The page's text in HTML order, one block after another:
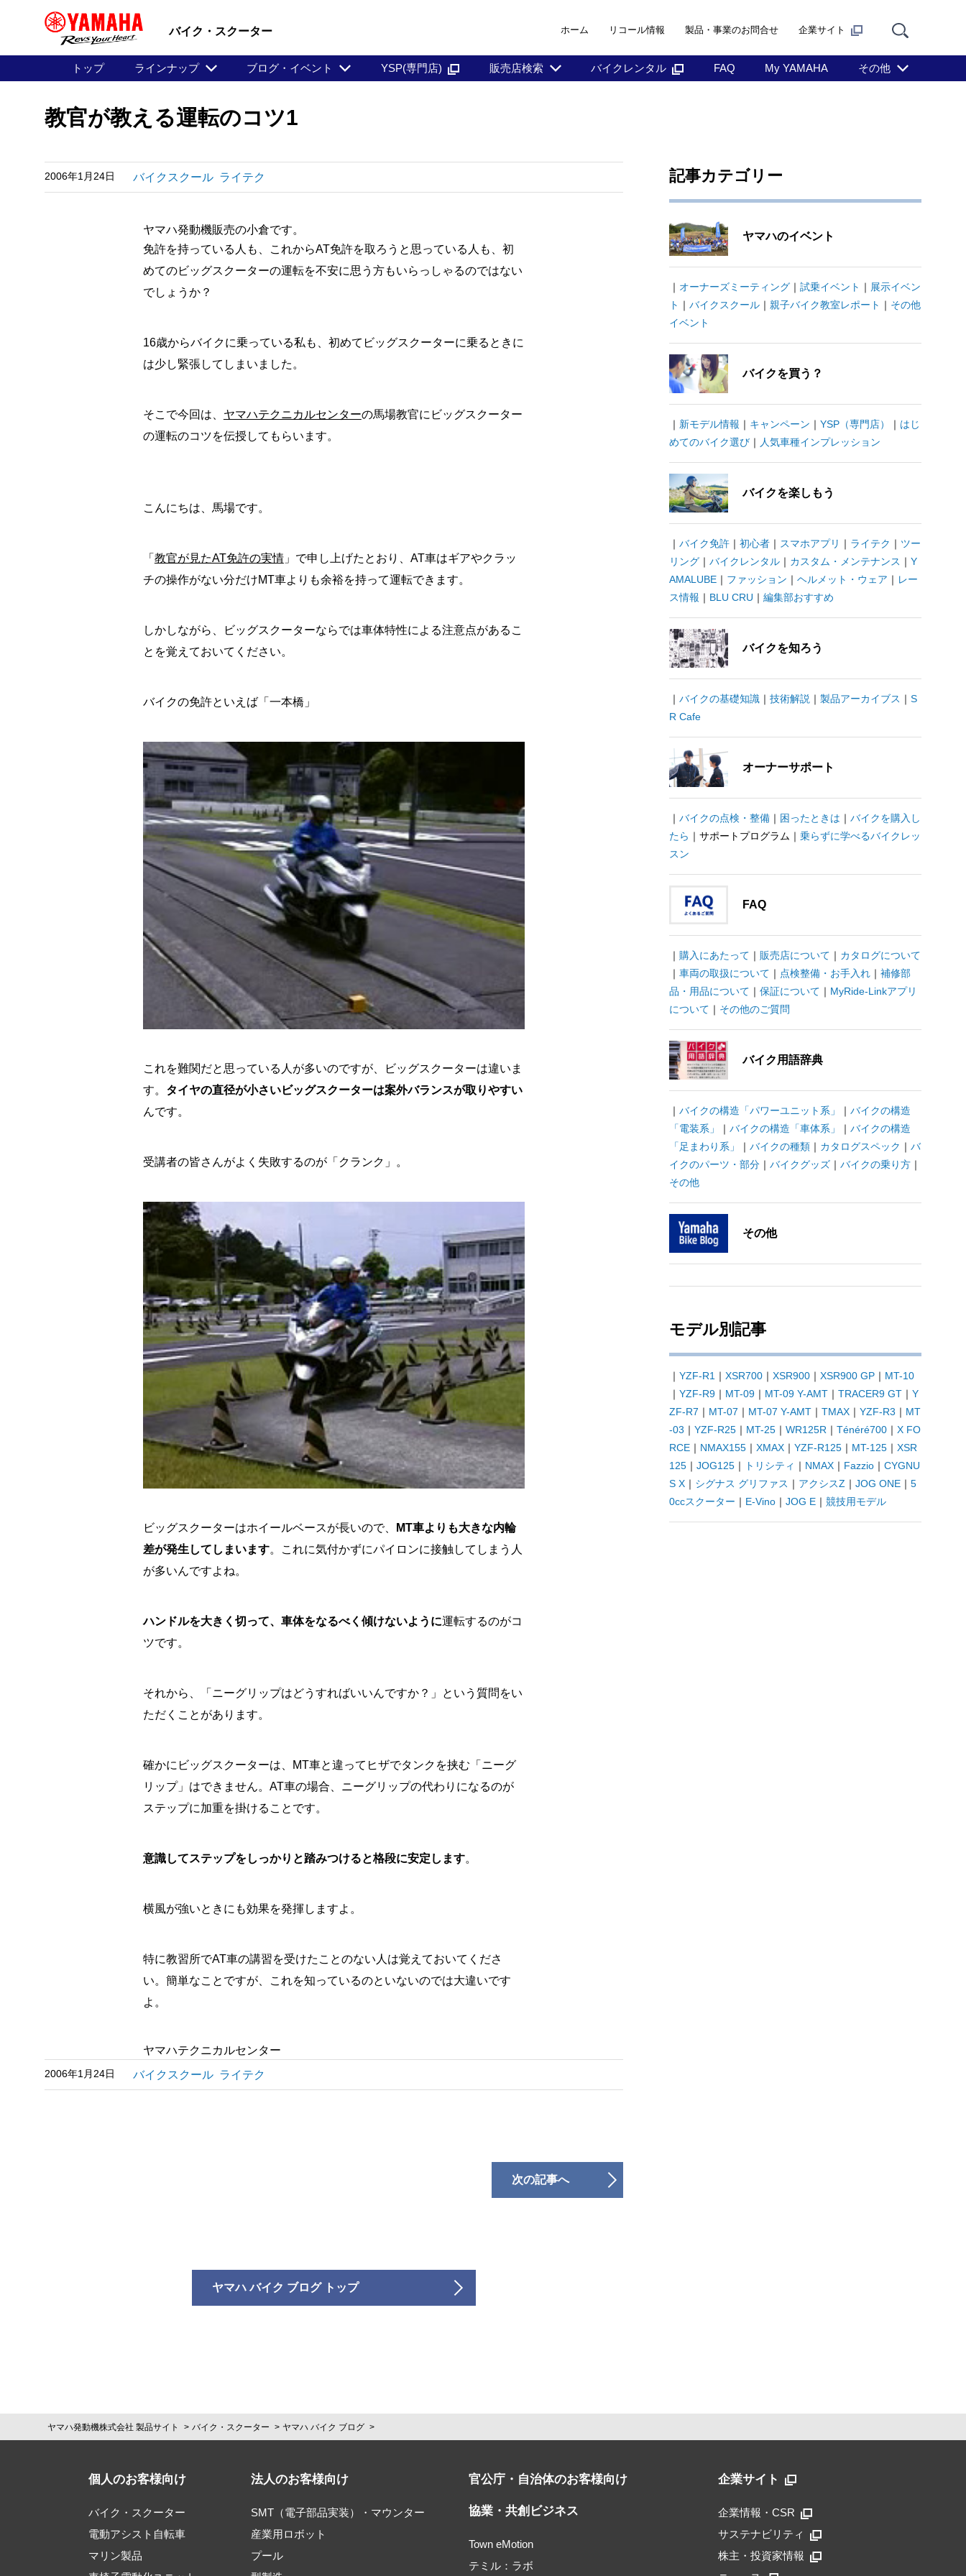
バイク・スクーター ホーム リコール情報 製品・事業のお問合せ 企業サイト
トップ ラインナップ ブログ・イベント YSP(専門店) 販売店検索 バイクレンタル FAQ My YAMAHA その他
教官が教える運転のコツ1
2006年1月24日 バイクスクール ライテク
ヤマハ発動機販売の小倉です。
免許を持っている人も、これからAT免許を取ろうと思っている人も、初
めてのビッグスクーターの運転を不安に思う方もいらっしゃるのではない
でしょうか？
16歳からバイクに乗っている私も、初めてビッグスクーターに乗るときに
は少し緊張してしまいました。
そこで今回は、 ヤマハテクニカルセンターの馬場教官にビッグスクーター
の運転のコツを伝授してもらいます。
こんにちは、馬場です。
「 教官が見たAT免許の実情」で申し上げたとおり、AT車はギアやクラッ
チの操作がない分だけMT車よりも余裕を持って運転できます。
しかしながら、ビッグスクーターならでは車体特性による注意点があるこ
とを覚えておいてください。
バイクの免許といえば「一本橋」
これを難関だと思っている人が多いのですが、ビッグスクーターは違いま
す。 タイヤの直径が小さいビッグスクーターは案外バランスが取りやすい
んです。
受講者の皆さんがよく失敗するのが「クランク」。
ビッグスクーターはホイールベースが長いので、
MT車よりも大きな内輪
差が発生してしまいます。これに気付かずにパイロンに接触してしまう人
が多いんですよね。
ハンドルを大きく切って、車体をなるべく傾けないように運転するのがコ
ツです。
それから、「ニーグリップはどうすればいいんですか？」という質問をい
ただくことがあります。
確かにビッグスクーターは、MT車と違ってヒザでタンクを挟む「ニーグ
リップ」はできません。AT車の場合、ニーグリップの代わりになるのが
ステップに加重を掛けることです。
意識してステップをしっかりと踏みつけると格段に安定します。
横風が強いときにも効果を発揮しますよ。
特に教習所でAT車の講習を受けたことのない人は覚えておいてくださ
い。簡単なことですが、これを知っているのといないのでは大違いです
よ。
ヤマハテクニカルセンター
2006年1月24日 バイクスクール ライテク
次の記事へ
ヤマハ バイク ブログ トップ
記事カテゴリー
ヤマハのイベント
｜ オーナーズミーティング｜ 試乗イベント ｜ 展示イベン
ト ｜ バイクスクール｜ 親子バイク教室レポート ｜ その他
イベント
バイクを買う？
｜ 新モデル情報 ｜ キャンペーン ｜ YSP（専門店） ｜ はじ
めてのバイク選び｜ 人気車種インプレッション
バイクを楽しもう
｜ バイク免許｜ 初心者｜ スマホアプリ ｜ ライテク ｜ ツー
リング｜ バイクレンタル｜ カスタム・メンテナンス ｜ Y
AMALUBE｜ ファッション ｜ ヘルメット・ウェア ｜ レー
ス情報 ｜ BLU CRU ｜ 編集部おすすめ
バイクを知ろう
｜ バイクの基礎知識｜ 技術解説 ｜ 製品アーカイブス ｜ S
R Cafe
オーナーサポート
｜ バイクの点検・整備｜ 困ったときは ｜ バイクを購入し
たら ｜サポートプログラム｜ 乗らずに学べるバイクレッ
スン
FAQ
｜ 購入にあたって ｜ 販売店について ｜ カタログについて
｜ 車両の取扱について ｜ 点検整備・お手入れ｜ 補修部
品・用品について ｜ 保証について ｜ MyRide-Linkアプリ
について ｜ その他のご質問
バイク用語辞典
｜ バイクの構造「パワーユニット系」 ｜ バイクの構造
「電装系」
｜ バイクの構造「車体系」 ｜ バイクの構造
「足まわり系」
｜ バイクの種類｜ カタログスペック ｜ バ
イクのパーツ・部分｜ バイクグッズ｜ バイクの乗り方｜
その他
その他
モデル別記事
｜ YZF-R1 ｜ XSR700｜ XSR900｜ XSR900 GP｜ MT-10
｜ YZF-R9｜ MT-09｜ MT-09 Y-AMT｜ TRACER9 GT｜ Y
ZF-R7 ｜ MT-07 ｜ MT-07 Y-AMT｜ TMAX｜ YZF-R3 ｜ MT
-03 ｜ YZF-R25｜ MT-25｜ WR125R ｜ Ténéré700｜ X FO
RCE｜ NMAX155｜ XMAX｜ YZF-R125｜ MT-125｜ XSR
125｜ JOG125｜ トリシティ ｜ NMAX｜ Fazzio｜ CYGNU
S X｜ シグナス グリファス ｜ アクシスZ ｜ JOG ONE｜ 5
0ccスクーター ｜ E-Vino｜ JOG E｜ 競技用モデル
ヤマハ発動機株式会社 製品サイト バイク・スクーター ヤマハ バイク ブログ
個人のお客様向け
バイク・スクーター
電動アシスト自転車
マリン製品
法人のお客様向け
SMT（電子部品実装）・マウンター
産業用ロボット
プール
官公庁・自治体のお客様向け
協業・共創ビジネス
Town eMotion
テミル：ラボ
企業サイト
企業情報・CSR
サステナビリティ
株主・投資家情報